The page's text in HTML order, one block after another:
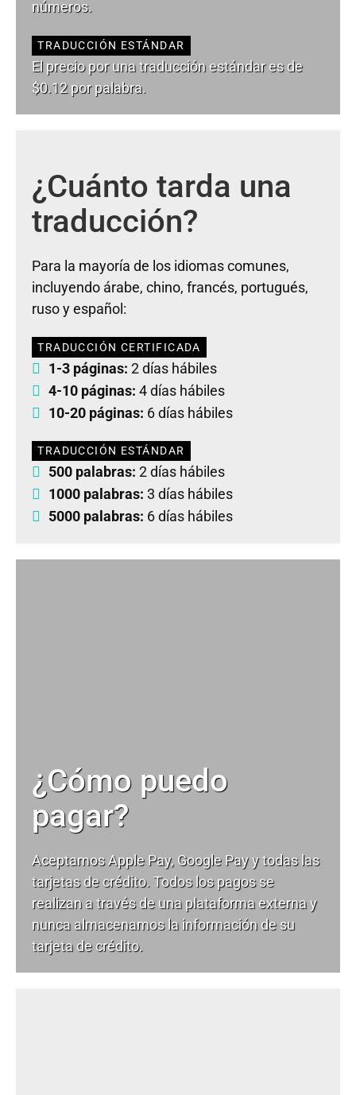
números.
TRADUCCIÓN ESTÁNDAR
El precio por una traducción estándar es de
$0.12 por palabra.
¿Cuánto tarda una
traducción?
Para la mayoría de los idiomas comunes,
incluyendo árabe, chino, francés, portugués,
ruso y español:
TRADUCCIÓN CERTIFICADA
1-3 páginas: 2 días hábiles
4-10 páginas: 4 días hábiles
10-20 páginas: 6 días hábiles
TRADUCCIÓN ESTÁNDAR
500 palabras: 2 días hábiles
1000 palabras: 3 días hábiles
5000 palabras: 6 días hábiles
¿Cómo puedo
pagar?
Aceptamos Apple Pay, Google Pay y todas las
tarjetas de crédito. Todos los pagos se
realizan a través de una plataforma externa y
nunca almacenamos la información de su
tarjeta de crédito.